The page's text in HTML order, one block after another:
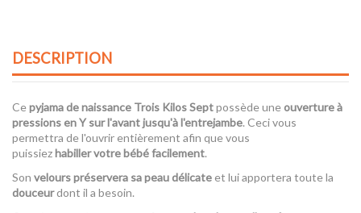
DESCRIPTION
Cepyjama de naissance Trois Kilos Septpossède une ouverture à
pressions en Y sur l'avant jusqu'à l'entrejambe. Ceci vous
permettra de l'ouvrir entièrement afin que vous
puissiezhabiller votre bébé facilement.
Son velourspréservera sa peau délicate et lui apportera toute la
douceurdont il a besoin.